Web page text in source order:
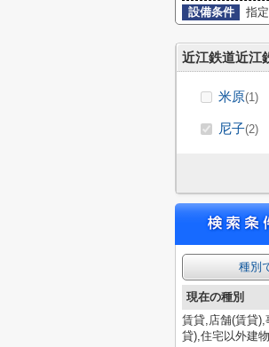
設備条件
指
近江鉄道近江
米原(1)
尼子(2)
種別
現在の種別
賃貸,店舗(賃貸
貸),住宅以外建